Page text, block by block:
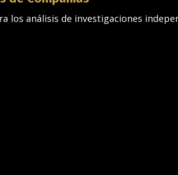
los análisis de investigaciones